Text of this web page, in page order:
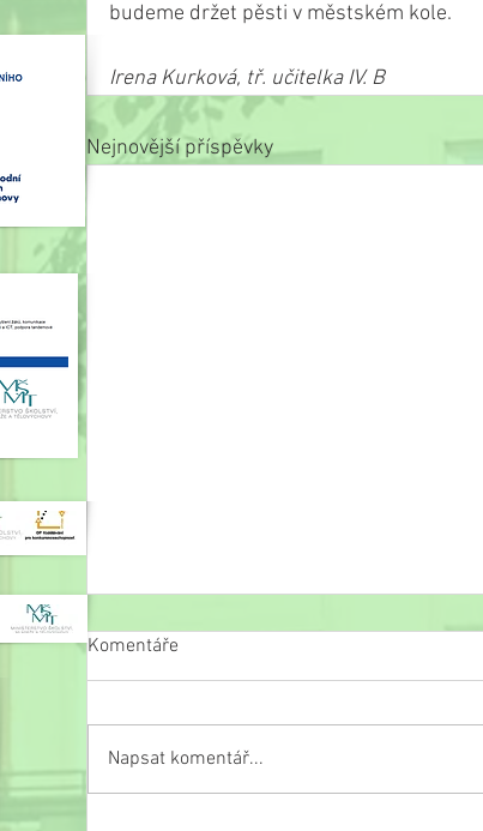
budeme držet pěsti v městském kole.
Irena Kurková, tř. učitelka IV. B
Nejnovější příspěvky
Komentáře
Napsat komentář...